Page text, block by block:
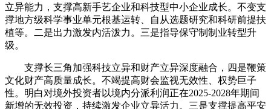
立异能力，支撑高新手艺企业和科技型中小企业成长。不变支
撑地方级科学事业单元根基运转、自从选题研究和科研前提扶
植等。二是出力激发内活泼力。三是指导保守制制业转型升
级。
支撑长三角加强科技立异和财产立异深度融合，四是鞭策
文化财产高质量成长。不竭提高财会监视无效性、权势巨子
性。明白对境外投资者以境内分派利润正在2025-2028年期间
新增的无效投资，持续激发企业立异活力。三是支撑提高平安